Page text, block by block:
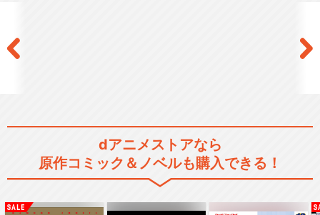
dアニメストアなら
原作コミック＆ノベルも購入できる！